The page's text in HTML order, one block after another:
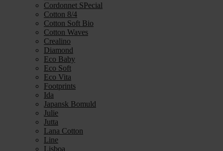
Cordonnet SPecial
Cotton 8/4
Cotton Soft Bio
Cotton Waves
Crealino
Diamond
Eco Baby
Eco Soft
Eco Vita
Footprints
Ida
Japansk Bomuld
Julie
Jutta
Lana Cotton
Line
Lisboa